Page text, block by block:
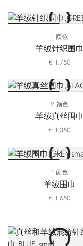
1 颜色
羊绒针织围巾
€ 1.750
2 颜色
羊绒真丝围巾
€ 1.350
1 颜色
羊绒围巾
€ 1.650